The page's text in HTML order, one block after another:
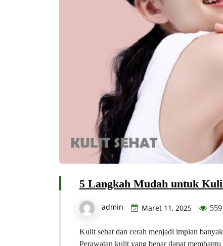
5 Langkah Mudah untuk
admin Maret 11, 2025 559
Kulit sehat dan cerah menjadi impian
Perawatan kulit yang benar dapat